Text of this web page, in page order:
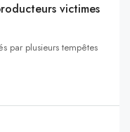
victimes
par plusieurs tempêtes